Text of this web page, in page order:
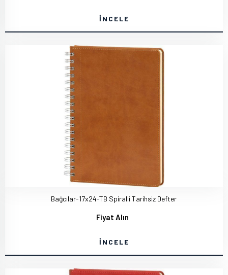
İNCELE
Bağcılar-17x24-TB Spiralli Tarihsiz Defter
Fiyat Alın
İNCELE